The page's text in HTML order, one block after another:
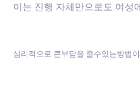
이는 진행 자체만으로도 여성
심리적으로 큰부담을 줄수있는방법